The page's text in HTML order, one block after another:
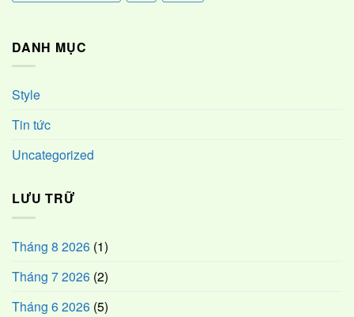
DANH MỤC
Style
Tin tức
Uncategorized
LƯU TRỮ
Tháng 8 2026 (1)
Tháng 7 2026 (2)
Tháng 6 2026 (5)